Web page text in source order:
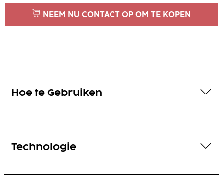
NEEM NU CONTACT OP OM TE KOPEN
Hoe te Gebruiken
Technologie